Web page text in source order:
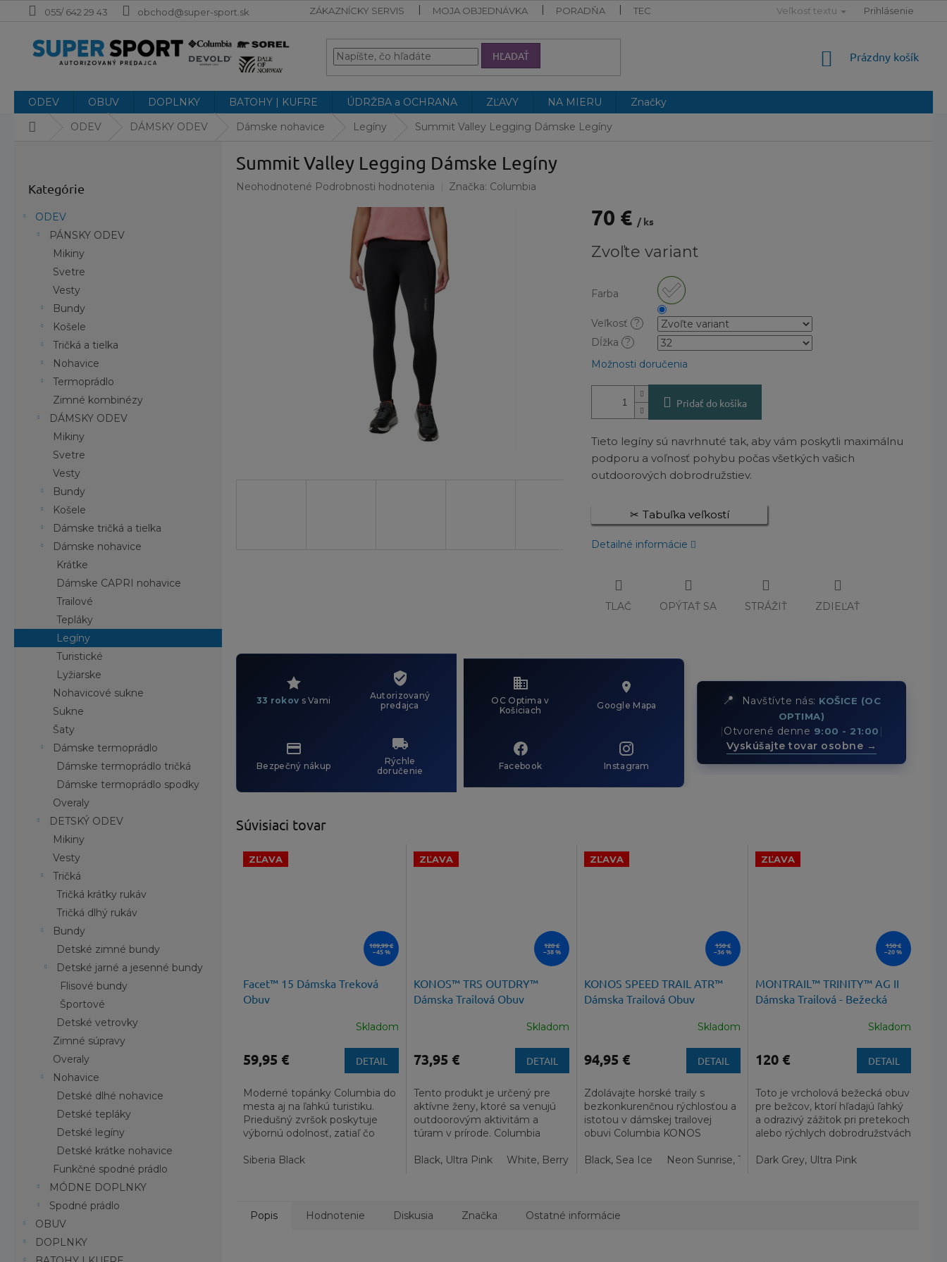
055/ 642 29 43 obchod@super-sport.sk ZÁKAZNÍCKY SERVIS MOJA OBJEDNÁVKA PORADŇA TECHNOLÓGIE SLOVNÍK POJMOV MAPA SERVERU
Veľkosť textu Prihlásenie
HĽADAŤ
NÁKUPNÝ
Prázdny košík
ODEV OBUV DOPLNKY BATOHY | KUFRE ÚDRŽBA a OCHRANA ZĽAVY NA MIERU
Značky
DomovODEV DÁMSKY ODEV Dámske nohavice Legíny Summit Valley Legging Dámske Legíny
kategórie
Kategórie
ODEV
PÁNSKY ODEV
Mikiny
Svetre
Vesty
Bundy
Košele
Tričká a tielka
Nohavice
Termoprádlo
Zimné kombinézy
DÁMSKY ODEV
Mikiny
Svetre
Vesty
Bundy
Košele
Dámske tričká a tielka
Dámske nohavice
Krátke
Dámske CAPRI nohavice
Trailové
Tepláky
Legíny
Turistické
Lyžiarske
Nohavicové sukne
Sukne
Šaty
Dámske termoprádlo
Dámske termoprádlo tričká
Dámske termoprádlo spodky
Overaly
DETSKÝ ODEV
Mikiny
Vesty
Tričká
Tričká krátky rukáv
Tričká dlhý rukáv
Bundy
Detské zimné bundy
Detské jarné a jesenné bundy
Flisové bundy
Športové
Detské vetrovky
Zimné súpravy
Overaly
Nohavice
Detské dlhé nohavice
Detské tepláky
Detské legíny
Detské krátke nohavice
Funkčné spodné prádlo
MÓDNE DOPLNKY
Spodné prádlo
OBUV
DOPLNKY
Summit Valley Legging Dámske Legíny
Priemerné
Neohodnotené Podrobnosti hodnotenia Značka: Columbia
70 € / ks
cena:
Zvoľte variant
Farba
Veľkosť ?
Dĺžka ?
Možnosti doručenia
Pridať do košíka
Tieto legíny sú navrhnuté tak, aby vám poskytli maximálnu
podporu a voľnosť pohybu počas všetkých vašich
outdoorových dobrodružstiev.
Tabuľka veľkostí
Detailné informácie
TLAČ OPÝTAŤ SA STRÁŽIŤ ZDIEĽAŤ
33 rokov s Vami
Autorizovaný
predajca
Bezpečný nákup
Rýchle
doručenie
OC Optima v
Košiciach
Google Mapa
Facebook Instagram
📍 Navštívte nás: KOŠICE (OC
OPTIMA)
Otvorené denne 9:00 - 21:00
Vyskúšajte tovar osobne →
Súvisiaci tovar
ZĽAVA
109,99 €
–45 %
Facet™ 15 Dámska Treková
Obuv
Skladom
59,95 € DETAIL
Moderné topánky Columbia do
mesta aj na ľahkú turistiku.
Priedušný zvršok poskytuje
výbornú odolnosť, zatiaľ čo
stabilizačnou...
Siberia Black
ZĽAVA
120 €
–38 %
KONOS™ TRS OUTDRY™
Dámska Trailová Obuv
Skladom
73,95 € DETAIL
Tento produkt je určený pre
aktívne ženy, ktoré sa venujú
outdoorovým aktivitám a
túram v prírode. Columbia
Dámska Trailová...
Black, Ultra Pink White, Berry Patch
ZĽAVA
150 €
–36 %
KONOS SPEED TRAIL ATR™
Dámska Trailová Obuv
Skladom
94,95 € DETAIL
Zdolávajte horské traily s
bezkonkurenčnou rýchlosťou a
istotou v dámskej trailovej
obuvi Columbia KONOS
dynamický dravec...
Black, Sea Ice Neon Sunrise, Teal Chloride
ZĽAVA
150 €
–20 %
MONTRAIL™ TRINITY™ AG II
Dámska Trailová - Bežecká
Skladom
120 € DETAIL
Toto je vrcholová bežecká obuv
pre bežcov, ktorí hľadajú ľahký
a odrazivý zážitok pri pretekoch
alebo rýchlych dobrodružstvách
Dark Grey, Ultra Pink
Popis Hodnotenie Diskusia Značka Ostatné informácie